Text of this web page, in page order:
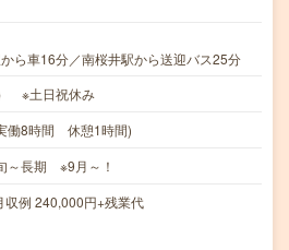
ら車16分／南桜井駅から送迎バス25分
※土日祝休み
働8時間 休憩1時間)
～長期 ※9月～！
例 240,000円+残業代